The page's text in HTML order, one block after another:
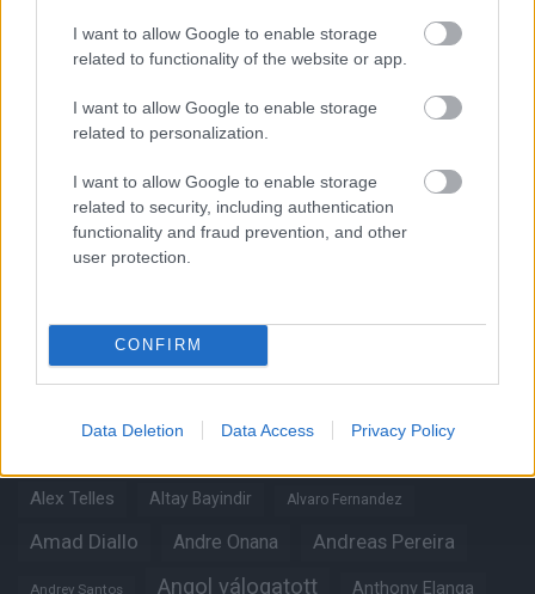
I want to allow Google to enable storage
related to functionality of the website or app.
I want to allow Google to enable storage
related to personalization.
I want to allow Google to enable storage
related to security, including authentication
functionality and fraud prevention, and other
user protection.
CONFIRM
Data Deletion Data Access Privacy Policy
Kapcsolódó hírek
Címkék
Alex Telles Altay Bayindir Alvaro Fernandez
Amad Diallo Andre Onana Andreas Pereira
Andrey Santos Angol válogatott Anthony Elanga